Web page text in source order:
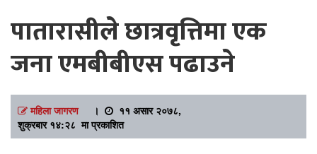
पातारासीले छात्रवृत्तिमा एक
जना एमबीबीएस पढाउने
महिला जागरण।
११ असार २०७८,
शुक्रबार १४:२८ मा प्रकाशित